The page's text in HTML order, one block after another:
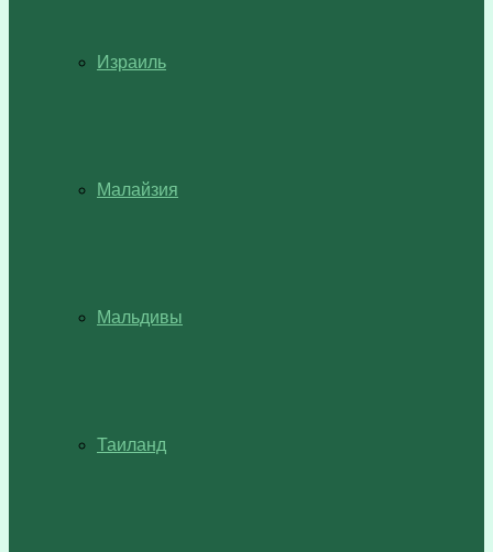
Израиль
Малайзия
Мальдивы
Таиланд